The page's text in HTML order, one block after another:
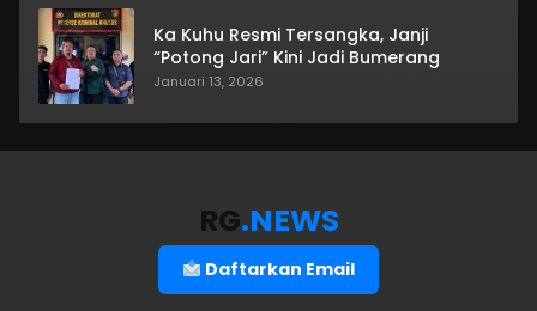
Ka Kuhu Resmi Tersangka, Janji
“Potong Jari” Kini Jadi Bumerang
Januari 13, 2026
RG.NEWS
Daftarkan Email